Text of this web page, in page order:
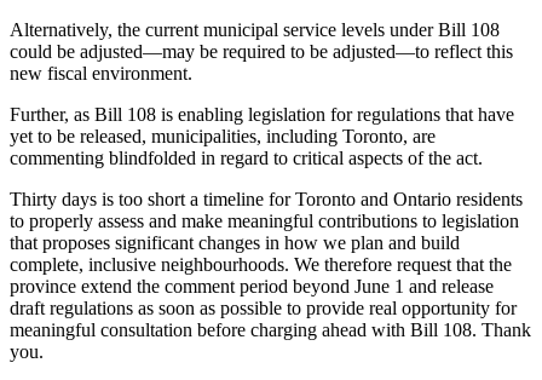
Alternatively, the current municipal service levels under Bill 108
could be adjusted—may be required to be adjusted—to reflect this
new fiscal environment.
Further, as Bill 108 is enabling legislation for regulations that have
yet to be released, municipalities, including Toronto, are
commenting blindfolded in regard to critical aspects of the act.
Thirty days is too short a timeline for Toronto and Ontario residents
to properly assess and make meaningful contributions to legislation
that proposes significant changes in how we plan and build
complete, inclusive neighbourhoods. We therefore request that the
province extend the comment period beyond June 1 and release
draft regulations as soon as possible to provide real opportunity for
meaningful consultation before charging ahead with Bill 108. Thank
you.